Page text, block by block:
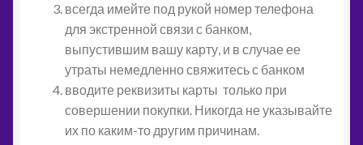
всегда имейте под рукой номер телефона
для экстренной связи с банком,
выпустившим вашу карту, и в случае ее
утраты немедленно свяжитесь с банком
вводите реквизиты карты только при
совершении покупки. Никогда не указывайте
их по каким-то другим причинам.